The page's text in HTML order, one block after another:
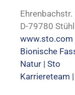
Ehrenbachstr.
D-79780
www.sto.com
Bionische
Natur | Sto
Karriereteam